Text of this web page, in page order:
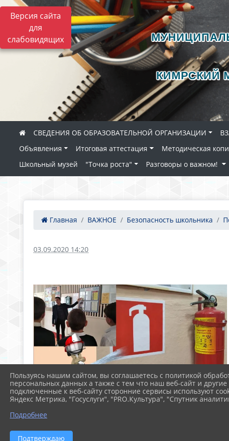
Версия сайта
для
слабовидящих
КИМРСКИЙ
СВЕДЕНИЯ ОБ ОБРАЗОВАТЕЛЬНОЙ ОРГАНИЗАЦИИ
Объявления
Итоговая аттестация Методическая
Школьный музей
"Точка роста" Разговоры о важном!
Главная ВАЖНОЕ Безопасность школьника
03.09.2020 14:20
Пользуясь нашим сайтом, вы соглашаетесь с политикой
персональных данных а также с тем что наш веб-сайт и другие
подключенные к веб-сайту сторонние сервисы используют
Яндекс Метрика, "Госуслуги", "PRO.Культура", "Спутник
Подробнее
Подтверждаю